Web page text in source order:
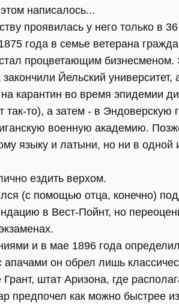
написалось...
проявилась у него только в 36
года в семье ветерана
процветающим бизнесменом.
Йельский
карантин во время эпидемии
то), а затем - в Эндоверскую
военную академию.
языку и латыни, но ни в
ездить верхом.
(с помощью отца, конечно)
в Вест-Пойнт, но
и в мае 1896 года
он обрел лишь
штат Аризона, где
как можно быстрее